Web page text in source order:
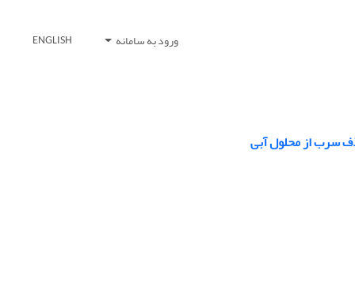
ورود به سامانه ENGLISH
سرب از محلول آبی